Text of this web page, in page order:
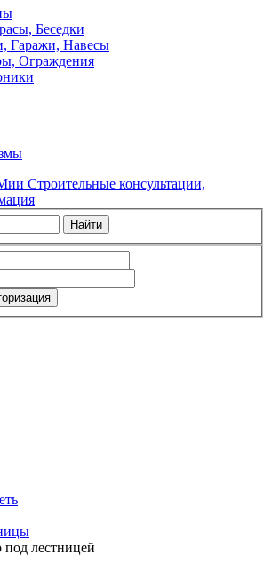
Беседки
Гаражи, Навесы
Ограждения
Строительные консультации,
под лестницей